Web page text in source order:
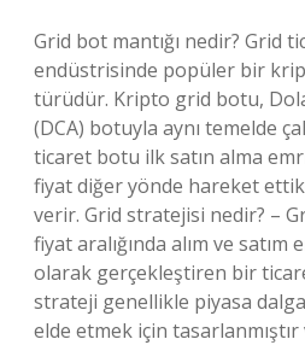
Grid bot mantığı nedir? Grid
endüstrisinde popüler bir
türüdür. Kripto grid botu,
(DCA) botuyla aynı temelde
ticaret botu ilk satın alma
fiyat diğer yönde hareket
verir. Grid stratejisi nedir? –
fiyat aralığında alım ve
olarak gerçekleştiren bir
strateji genellikle piyasa
elde etmek için